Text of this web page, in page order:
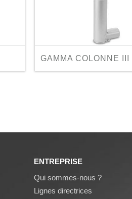
GAMMA COLONNE III
ENTREPRISE
Qui sommes-nous ?
Lignes directrices